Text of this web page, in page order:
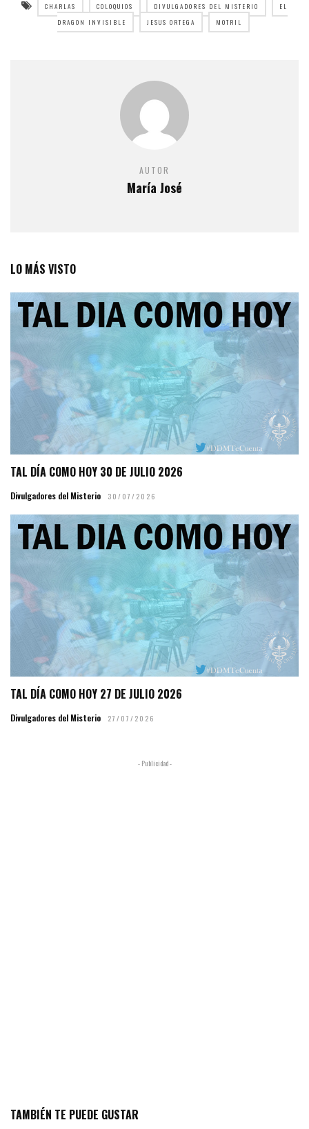
CHARLAS COLOQUIOS DIVULGADORES DEL MISTERIO
EL
DRAGON INVISIBLE
JESUS ORTEGA MOTRIL
AUTOR
María José
LO MÁS VISTO
TAL DÍA COMO HOY 30 DE JULIO 2026
Divulgadores del Misterio 30/07/2026
TAL DÍA COMO HOY 27 DE JULIO 2026
Divulgadores del Misterio 27/07/2026
- Publicidad -
TAMBIÉN TE PUEDE GUSTAR